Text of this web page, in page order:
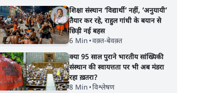
शिक्षा संस्थान ‘विद्यार्थी’ नहीं, ‘अनुयायी’
तैयार कर रहे, राहुल गांधी के बयान से
छिड़ी नई बहस
6 Min •वक़्त-बेवक़्त
क्या 95 साल पुराने भारतीय सांख्यिकी
संस्थान की स्वायत्तता पर भी अब मंडरा
रहा ख़तरा?
8 Min •विश्लेषण